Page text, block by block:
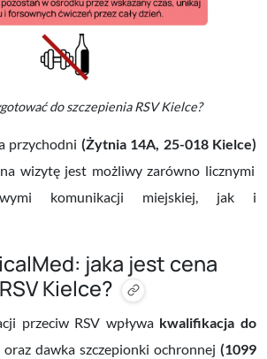
do szczepienia RSV Kielce?
przychodni (Żytnia 14A, 25-018 Kielce)
wizytę jest możliwy zarówno licznymi
komunikacji miejskiej, jak i
jaka jest cena
Kielce?
przeciw RSV wpływakwalifikacja do
oraz dawka szczepionki ochronnej (1099